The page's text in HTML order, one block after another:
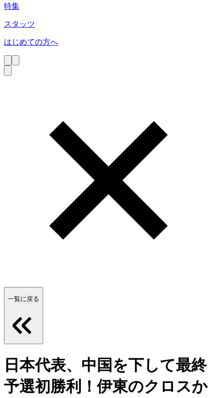
特集
スタッツ
はじめての方へ
一覧に戻る
日本代表、中国を下して最終
予選初勝利！伊東のクロスか